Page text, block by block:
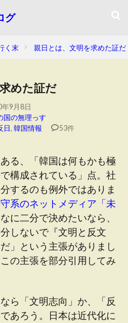
グ
く末 親日とは、文明を求めた証だ
めた証だ
9月8日
国の無理っす
日, 韓国情報 53件
る、「韓国は何もかも極
構成されている」点。社
するのも例外ではありま
系のネットメディア「未
に二分で決めたいなら、
しないで『文明と反文
」という主張がありまし
の主張を部分引用してみ
ら「文明志向」か、「反
あろう。日本は近代化に